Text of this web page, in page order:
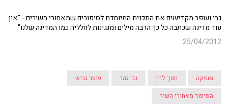
גבי ועופר מקדישים את התכנית המיוחדת לסיפורים שמאחורי השירים - "אין
עוד מדינה שכתבה כל כך הרבה מילים ומנגינות לחלליה כמו המדינה שלנו"
25/04/2012
מוזיקה חנוך לוין גבי זהר
עופר גביש
הסיפור מאחורי השיר